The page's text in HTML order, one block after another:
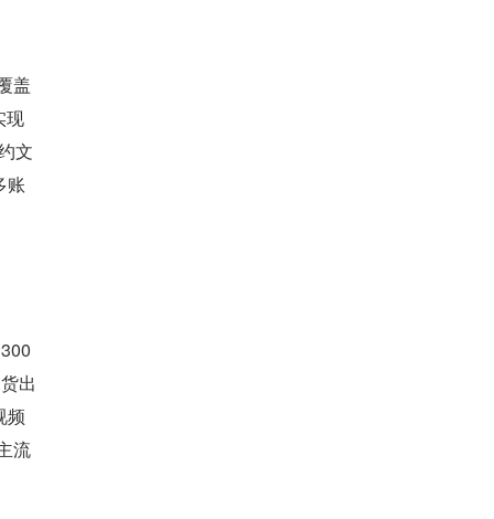
盖
现
文
账
出
频
流